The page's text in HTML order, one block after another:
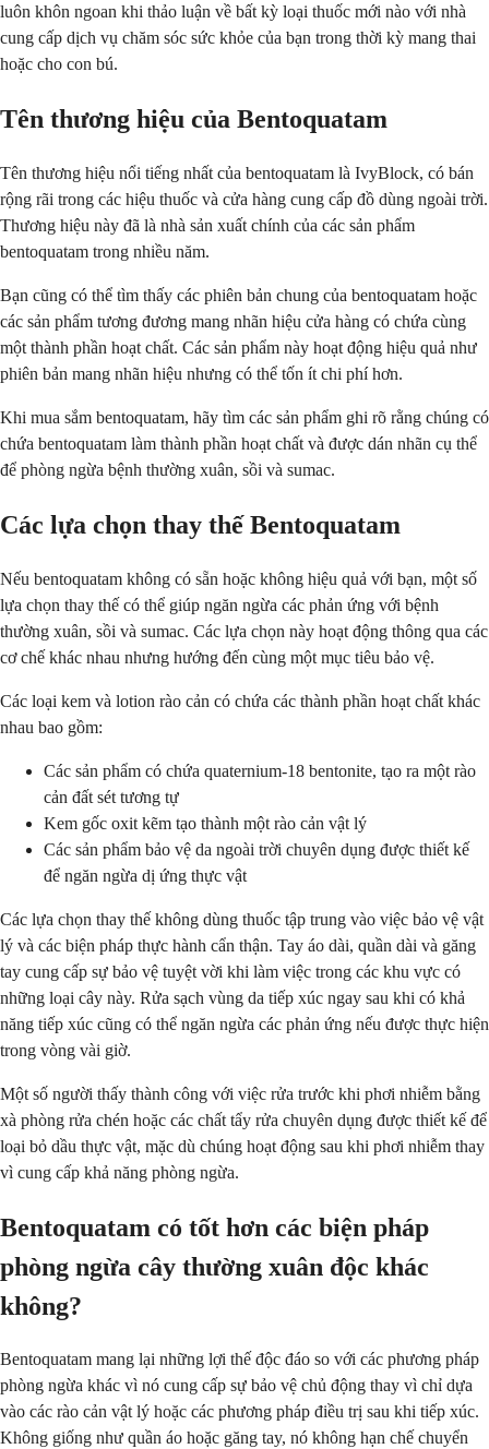
luôn khôn ngoan khi thảo luận về bất kỳ loại thuốc mới nào với nhà
cung cấp dịch vụ chăm sóc sức khỏe của bạn trong thời kỳ mang thai
hoặc cho con bú.
Tên thương hiệu của Bentoquatam
Tên thương hiệu nổi tiếng nhất của bentoquatam là IvyBlock, có bán
rộng rãi trong các hiệu thuốc và cửa hàng cung cấp đồ dùng ngoài trời.
Thương hiệu này đã là nhà sản xuất chính của các sản phẩm
bentoquatam trong nhiều năm.
Bạn cũng có thể tìm thấy các phiên bản chung của bentoquatam hoặc
các sản phẩm tương đương mang nhãn hiệu cửa hàng có chứa cùng
một thành phần hoạt chất. Các sản phẩm này hoạt động hiệu quả như
phiên bản mang nhãn hiệu nhưng có thể tốn ít chi phí hơn.
Khi mua sắm bentoquatam, hãy tìm các sản phẩm ghi rõ rằng chúng có
chứa bentoquatam làm thành phần hoạt chất và được dán nhãn cụ thể
để phòng ngừa bệnh thường xuân, sồi và sumac.
Các lựa chọn thay thế Bentoquatam
Nếu bentoquatam không có sẵn hoặc không hiệu quả với bạn, một số
lựa chọn thay thế có thể giúp ngăn ngừa các phản ứng với bệnh
thường xuân, sồi và sumac. Các lựa chọn này hoạt động thông qua các
cơ chế khác nhau nhưng hướng đến cùng một mục tiêu bảo vệ.
Các loại kem và lotion rào cản có chứa các thành phần hoạt chất khác
nhau bao gồm:
Các sản phẩm có chứa quaternium-18 bentonite, tạo ra một rào
cản đất sét tương tự
Kem gốc oxit kẽm tạo thành một rào cản vật lý
Các sản phẩm bảo vệ da ngoài trời chuyên dụng được thiết kế
để ngăn ngừa dị ứng thực vật
Các lựa chọn thay thế không dùng thuốc tập trung vào việc bảo vệ vật
lý và các biện pháp thực hành cẩn thận. Tay áo dài, quần dài và găng
tay cung cấp sự bảo vệ tuyệt vời khi làm việc trong các khu vực có
những loại cây này. Rửa sạch vùng da tiếp xúc ngay sau khi có khả
năng tiếp xúc cũng có thể ngăn ngừa các phản ứng nếu được thực hiện
trong vòng vài giờ.
Một số người thấy thành công với việc rửa trước khi phơi nhiễm bằng
xà phòng rửa chén hoặc các chất tẩy rửa chuyên dụng được thiết kế để
loại bỏ dầu thực vật, mặc dù chúng hoạt động sau khi phơi nhiễm thay
vì cung cấp khả năng phòng ngừa.
Bentoquatam có tốt hơn các biện pháp
phòng ngừa cây thường xuân độc khác
không?
Bentoquatam mang lại những lợi thế độc đáo so với các phương pháp
phòng ngừa khác vì nó cung cấp sự bảo vệ chủ động thay vì chỉ dựa
vào các rào cản vật lý hoặc các phương pháp điều trị sau khi tiếp xúc.
Không giống như quần áo hoặc găng tay, nó không hạn chế chuyển